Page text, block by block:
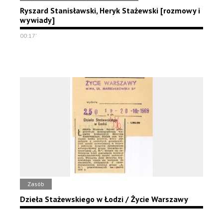
Ryszard Stanisławski, Heryk Stażewski [rozmowy i
wywiady]
00:17'
Zasób
Dzieła Stażewskiego w Łodzi / Życie Warszawy